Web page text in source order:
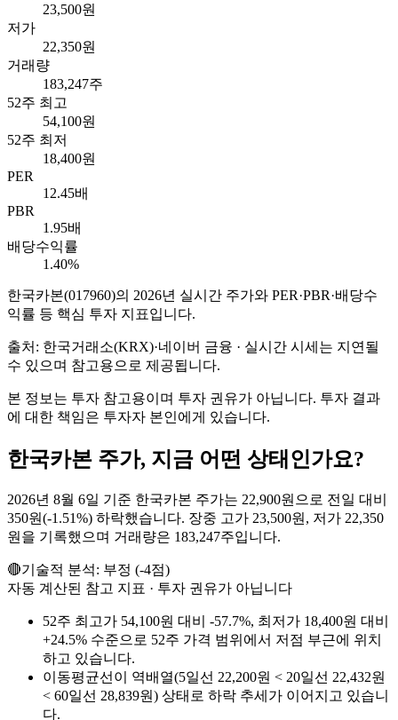
23,500원
저가
22,350원
거래량
183,247주
52주 최고
54,100원
52주 최저
18,400원
PER
12.45배
PBR
1.95배
배당수익률
1.40%
한국카본(017960)의 2026년 실시간 주가와 PER·PBR·배당수
익률 등 핵심 투자 지표입니다.
출처: 한국거래소(KRX)·네이버 금융 · 실시간 시세는 지연될
수 있으며 참고용으로 제공됩니다.
본 정보는 투자 참고용이며 투자 권유가 아닙니다. 투자 결과
에 대한 책임은 투자자 본인에게 있습니다.
한국카본 주가, 지금 어떤 상태인가요?
2026년 8월 6일 기준 한국카본 주가는 22,900원으로 전일 대비
350원(-1.51%) 하락했습니다. 장중 고가 23,500원, 저가 22,350
원을 기록했으며 거래량은 183,247주입니다.
🔴기술적 분석: 부정 (-4점)
자동 계산된 참고 지표 · 투자 권유가 아닙니다
52주 최고가 54,100원 대비 -57.7%, 최저가 18,400원 대비
+24.5% 수준으로 52주 가격 범위에서 저점 부근에 위치
하고 있습니다.
이동평균선이 역배열(5일선 22,200원 < 20일선 22,432원
< 60일선 28,839원) 상태로 하락 추세가 이어지고 있습니
다.